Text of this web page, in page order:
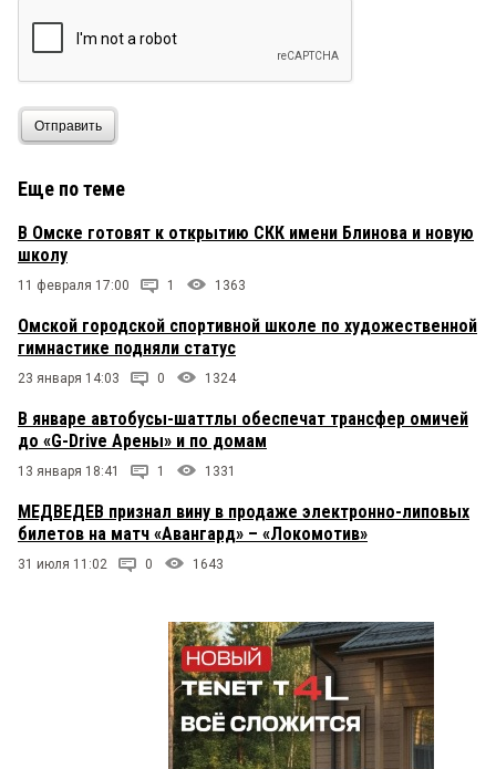
Отправить
Еще по теме
В Омске готовят к открытию СКК имени Блинова и новую
школу
11 февраля 17:00 1 1363
Омской городской спортивной школе по художественной
гимнастике подняли статус
23 января 14:03 0 1324
В январе автобусы-шаттлы обеспечат трансфер омичей
до «G-Drive Арены» и по домам
13 января 18:41 1 1331
МЕДВЕДЕВ признал вину в продаже электронно-липовых
билетов на матч «Авангард» – «Локомотив»
31 июля 11:02 0 1643